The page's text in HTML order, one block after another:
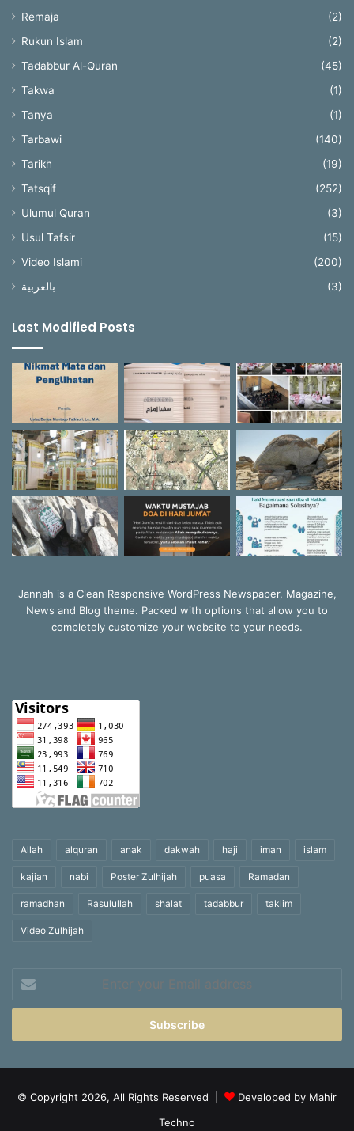
Remaja
(2)
Rukun Islam
(2)
Tadabbur Al-Quran
(45)
Takwa
(1)
Tanya
(1)
Tarbawi
(140)
Tarikh
(19)
Tatsqif
(252)
Ulumul Quran
(3)
Usul Tafsir
(15)
Video Islami
(200)
بالعربية
(3)
Last Modified Posts
Jannah is a Clean Responsive WordPress Newspaper, Magazine,
News and Blog theme. Packed with options that allow you to
completely customize your website to your needs.
Allah alquran anak dakwah haji iman islam
kajian nabi Poster Zulhijah puasa Ramadan
ramadhan Rasulullah shalat tadabbur taklim
Video Zulhijah
Enter
your
Email
© Copyright 2026, All Rights Reserved |
Developed by Mahir
Techno